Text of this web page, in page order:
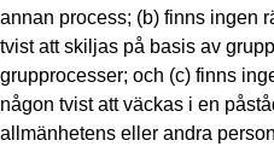
annan process; (b) finns ingen
tvist att skiljas på basis av
grupprocesser; och (c) finns
någon tvist att väckas i en
allmänhetens eller andra